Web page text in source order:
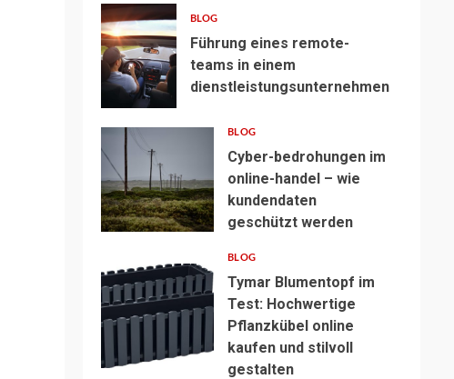
BLOG
Führung eines remote-
teams in einem
dienstleistungsunternehmen
BLOG
Cyber-bedrohungen im
online-handel – wie
kundendaten
geschützt werden
BLOG
Tymar Blumentopf im
Test: Hochwertige
Pflanzkübel online
kaufen und stilvoll
gestalten